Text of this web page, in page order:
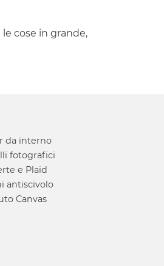
le cose in grande,
da interno
fotografici
e Plaid
antiscivolo
Canvas